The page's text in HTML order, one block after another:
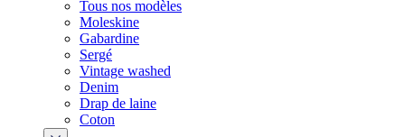
Tous nos modèles
Moleskine
Gabardine
Sergé
Vintage washed
Denim
Drap de laine
Coton